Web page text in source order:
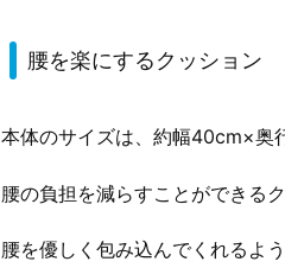
腰を楽にするクッション
本体のサイズは、約幅40cm×奥
腰の負担を減らすことができる
腰を優しく包み込んでくれるよ